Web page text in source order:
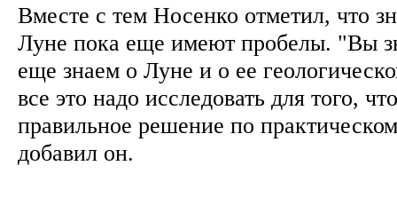
Вместе с тем Носенко отметил, что
Луне пока еще имеют пробелы. "Вы
еще знаем о Луне и о ее
все это надо исследовать для того,
правильное решение по
добавил он.